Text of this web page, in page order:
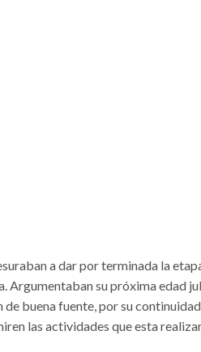
a dar por terminada la
Argumentaban su próxima edad
de buena fuente, por su
las actividades que esta